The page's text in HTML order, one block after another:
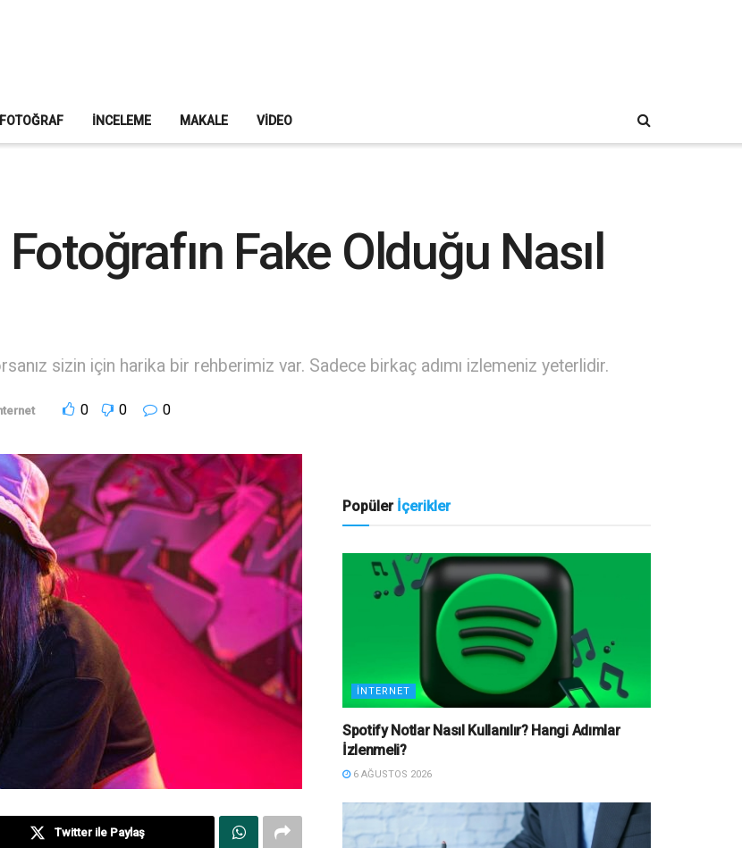
FOTOĞRAF İNCELEME MAKALE VIDEO
Fake Olduğu Nasıl
sizin için harika bir rehberimiz var. Sadece birkaç adımı izlemeniz yeterlidir.
0 0 0
Twitter ile Paylaş
Popüler İçerikler
İNTERNET
Spotify Notlar Nasıl Kullanılır? Hangi Adımlar
İzlenmeli?
6 AĞUSTOS 2026